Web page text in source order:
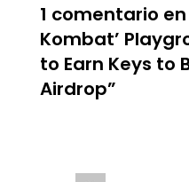
1 comentario en
Kombat’
to Earn Keys to
Airdrop”